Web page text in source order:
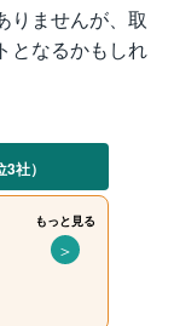
りませんが、取
となるかもしれ
3社）
もっと見る
＞